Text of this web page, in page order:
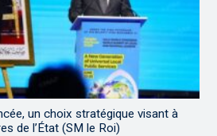
un choix stratégique visant à
de l’État (SM le Roi)